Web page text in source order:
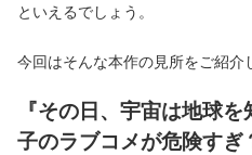
といえるでしょう。
今回はそんな本作の見所をご紹介
『その日、宇宙は地球
子のラブコメが危険すぎ